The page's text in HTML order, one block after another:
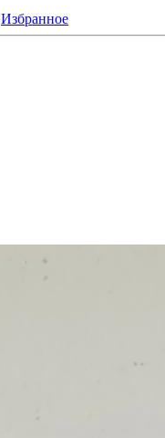
Избранное